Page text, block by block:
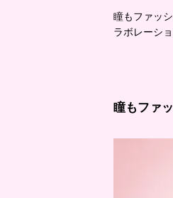
瞳もファッ
ラボレーシ
瞳もファ